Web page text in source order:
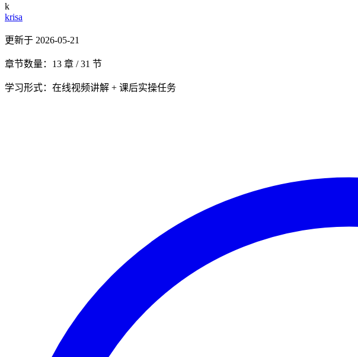
k
krisa
更新于 2026-05-21
章节数量：13 章 / 31 节
学习形式：在线视频讲解 + 课后实操任务